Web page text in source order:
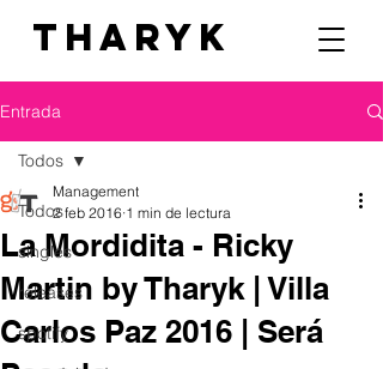
THARYK
Entrada
Todos
singles
releases
spotify
Todos
La Mordidita - Ricky
Martin by Tharyk | Villa
Carlos Paz 2016 | Será
Management
2 feb 2016 1 min de lectura